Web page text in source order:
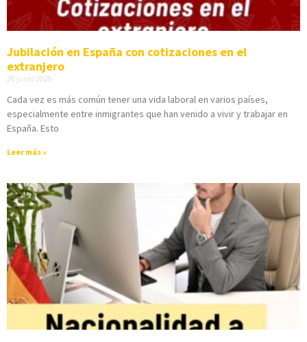
Jubilación en España con cotizaciones en el
extranjero
26 junio 2025
Cada vez es más común tener una vida laboral en varios países,
especialmente entre inmigrantes que han venido a vivir y trabajar en
España. Esto
Leer más »